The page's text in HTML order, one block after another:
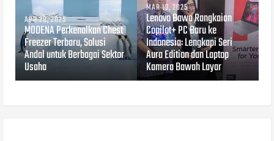
APR 28, 2025
MODENA Perkenalkan Chest
Freezer Terbaru, Solusi
Andal untuk Berbagai Sektor
Usaha
MAR 13, 2025
Lenovo Bawa Rangkaian
Copilot+ PC Baru ke
Indonesia: Lengkapi Seri
Aura Edition dan Laptop
Kamera Bawah Layar